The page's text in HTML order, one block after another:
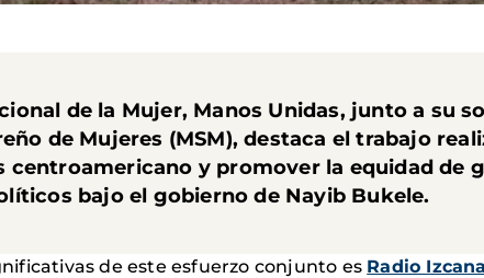
de la Mujer, Manos Unidas, junto a su
de Mujeres (MSM), destaca el trabajo
centroamericano y promover la equidad de
bajo el gobierno de Nayib Bukele.
de este esfuerzo conjunto es Radio